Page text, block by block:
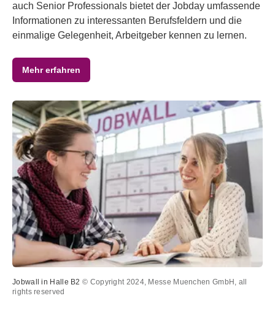
auch Senior Professionals bietet der Jobday umfassende
Informationen zu interessanten Berufsfeldern und die
einmalige Gelegenheit, Arbeitgeber kennen zu lernen.
Mehr erfahren
Jobwall in Halle B2 © Copyright 2024, Messe Muenchen GmbH, all
rights reserved